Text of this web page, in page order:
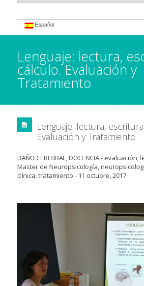
Español
Lenguaje: lectura,
cálculo. Evaluación y
Tratamiento
Lenguaje: lectura,
Evaluación y Tratamiento
DAÑO CEREBRAL,DOCENCIA- evaluación,
Master de Neuropsicología,
clínica,tratamiento - 11 octubre, 2017